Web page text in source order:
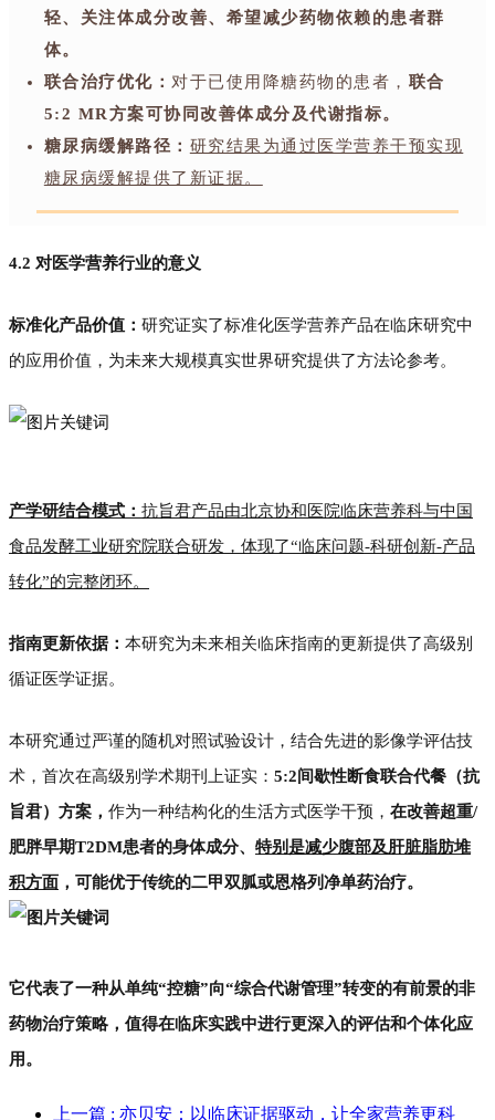
轻、关注体成分改善、希望减少药物依赖的患者群
体。
联合治疗优化： 对于已使用降糖药物的患者， 联合
5:2 MR方案可协同改善体成分及代谢指标。
糖尿病缓解路径： 研究结果为通过医学营养干预实现
糖尿病缓解提供了新证据。
4.2 对医学营养行业的意义
标准化产品价值： 研究证实了标准化医学营养产品在临床研究中
的应用价值，为未来大规模真实世界研究提供了方法论参考。
产学研结合模式： 抗旨君产品由北京协和医院临床营养科与中国
食品发酵工业研究院联合研发，体现了“临床问题-科研创新-产品
转化”的完整闭环。
指南更新依据： 本研究为未来相关临床指南的更新提供了高级别
循证医学证据。
本研究通过严谨的随机对照试验设计，结合先进的影像学评估技
术，首次在高级别学术期刊上证实： 5:2间歇性断食联合代餐（抗
旨君）方案， 作为一种结构化的生活方式医学干预， 在改善超重/
肥胖早期T2DM患者的身体成分、 特别是减少腹部及肝脏脂肪堆
积方面 ，可能优于传统的二甲双胍或恩格列净单药治疗。
它代表了一种从单纯“控糖”向“综合代谢管理”转变的有前景的非
药物治疗策略，值得在临床实践中进行更深入的评估和个体化应
用。
上一篇 : 亦贝安：以临床证据驱动，让全家营养更科